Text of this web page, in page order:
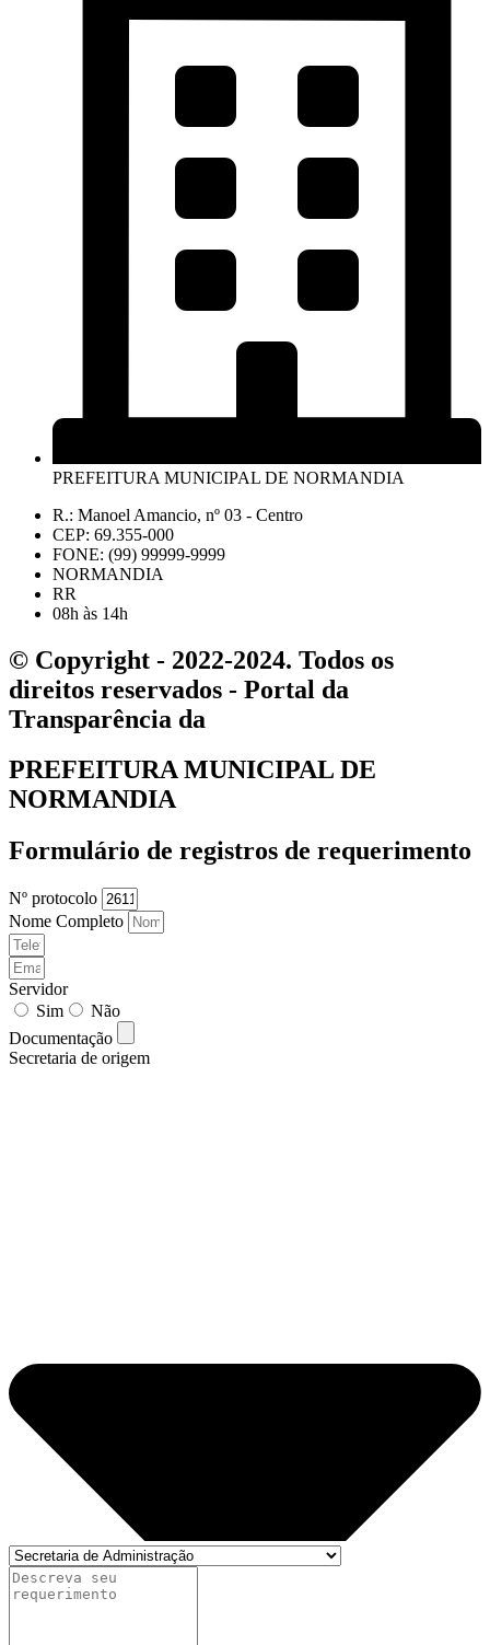
PREFEITURA MUNICIPAL DE NORMANDIA
R.: Manoel Amancio, nº 03 - Centro
CEP: 69.355-000
FONE: (99) 99999-9999
NORMANDIA
RR
08h às 14h
© Copyright - 2022-2024. Todos os
direitos reservados - Portal da
Transparência da
PREFEITURA MUNICIPAL DE
NORMANDIA
Formulário de registros de requerimento
Nº protocolo
Nome Completo
Servidor
Sim
Não
Documentação
Secretaria de origem